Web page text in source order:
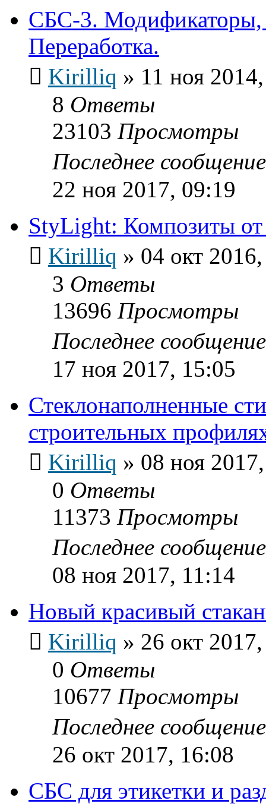
СБС-3. Модификаторы,
Переработка.
Kirilliq » 11 ноя
8 Ответы
23103 Просмотры
Последнее
22 ноя 2017, 09:19
StyLight: Композиты
Kirilliq » 04 окт
3 Ответы
13696 Просмотры
Последнее
17 ноя 2017, 15:05
Стеклонаполненные
строительных
Kirilliq » 08 ноя
0 Ответы
11373 Просмотры
Последнее
08 ноя 2017, 11:14
Новый красивый
Kirilliq » 26 окт
0 Ответы
10677 Просмотры
Последнее
26 окт 2017, 16:08
СБС для этикетки и